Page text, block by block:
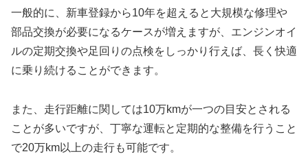
一般的に、新車登録から10年を超えると大規模な修理や
部品交換が必要になるケースが増えますが、エンジンオイ
ルの定期交換や足回りの点検をしっかり行えば、長く快適
に乗り続けることができます。
また、走行距離に関しては10万kmが一つの目安とされる
ことが多いですが、丁寧な運転と定期的な整備を行うこと
で20万km以上の走行も可能です。